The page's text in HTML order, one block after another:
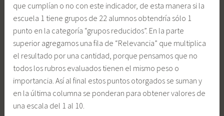
que cumplían o no con este indicador, de esta manera si la
escuela 1 tiene grupos de 22 alumnos obtendría sólo 1
punto en la categoría “grupos reducidos”. En la parte
superior agregamos una fila de “Relevancia” que multiplica
el resultado por una cantidad, porque pensamos que no
todos los rubros evaluados tienen el mismo peso o
importancia. Así al final estos puntos otorgados se suman y
en la última columna se ponderan para obtener valores de
una escala del 1 al 10.